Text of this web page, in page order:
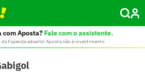
com Aposta? Fale com o assistente.
Fazenda adverte: Aposta não é investimento